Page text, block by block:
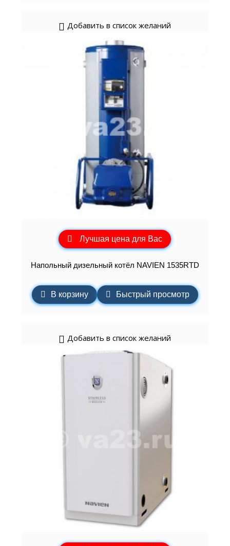
Добавить в список желаний
Лучшая цена для Вас
Напольный дизельный котёл NAVIEN 1535RTD
В корзину Быстрый просмотр
Добавить в список желаний